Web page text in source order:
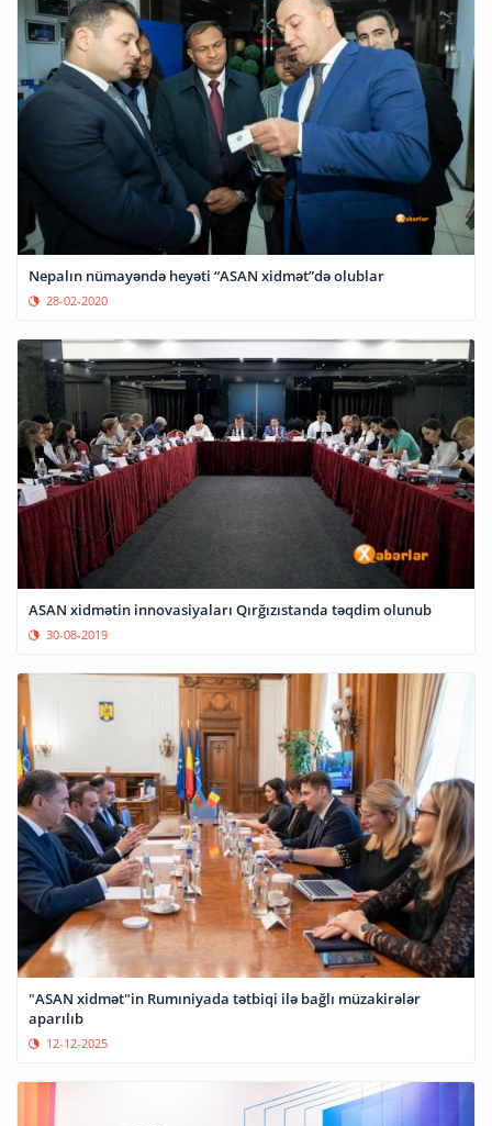
Nepalın nümayəndə heyəti “ASAN xidmət”də olublar
28-02-2020
ASAN xidmətin innovasiyaları Qırğızıstanda təqdim olunub
30-08-2019
"ASAN xidmət"in Rumıniyada tətbiqi ilə bağlı müzakirələr
aparılıb
12-12-2025